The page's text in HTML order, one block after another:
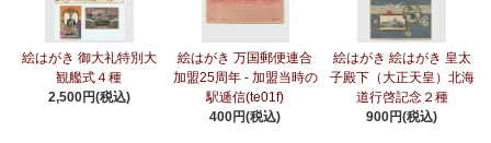
絵はがき 御大礼特別大
観艦式４種
2,500円(税込)
絵はがき 万国郵便連合
加盟25周年 - 加盟当時の
駅逓信(te01f)
400円(税込)
絵はがき 絵はがき 皇太
子殿下（大正天皇）北海
道行啓記念２種
900円(税込)